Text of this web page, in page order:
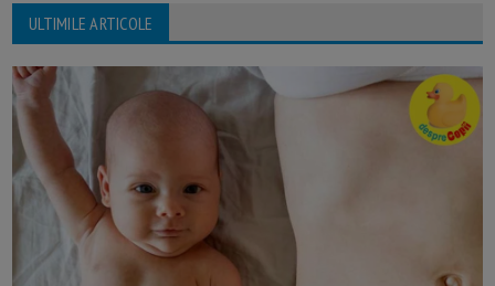
ULTIMILE ARTICOLE